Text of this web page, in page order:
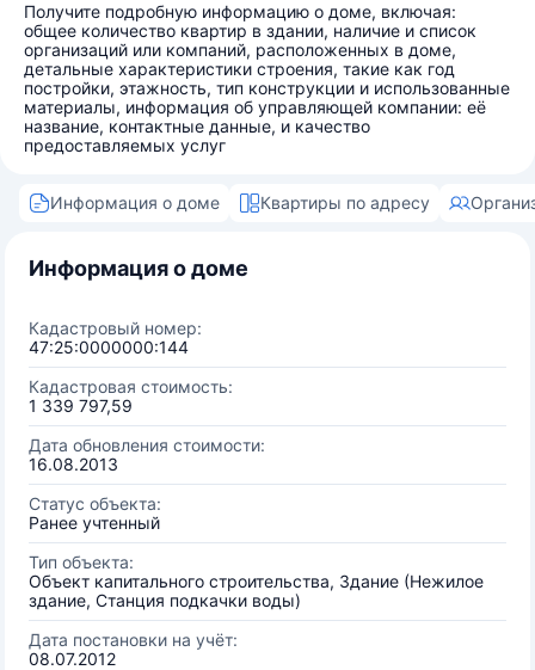
Получите подробную информацию о доме, включая:
общее количество квартир в здании, наличие и список
организаций или компаний, расположенных в доме,
детальные характеристики строения, такие как год
постройки, этажность, тип конструкции и использованные
материалы, информация об управляющей компании: её
название, контактные данные, и качество
предоставляемых услуг
Информация о доме Квартиры по адресу
Информация о доме
Кадастровый номер:
47:25:0000000:144
Кадастровая стоимость:
1 339 797,59
Дата обновления стоимости:
16.08.2013
Статус объекта:
Ранее учтенный
Тип объекта:
Объект капитального строительства, Здание (Нежилое
здание, Станция подкачки воды)
Дата постановки на учёт:
08.07.2012